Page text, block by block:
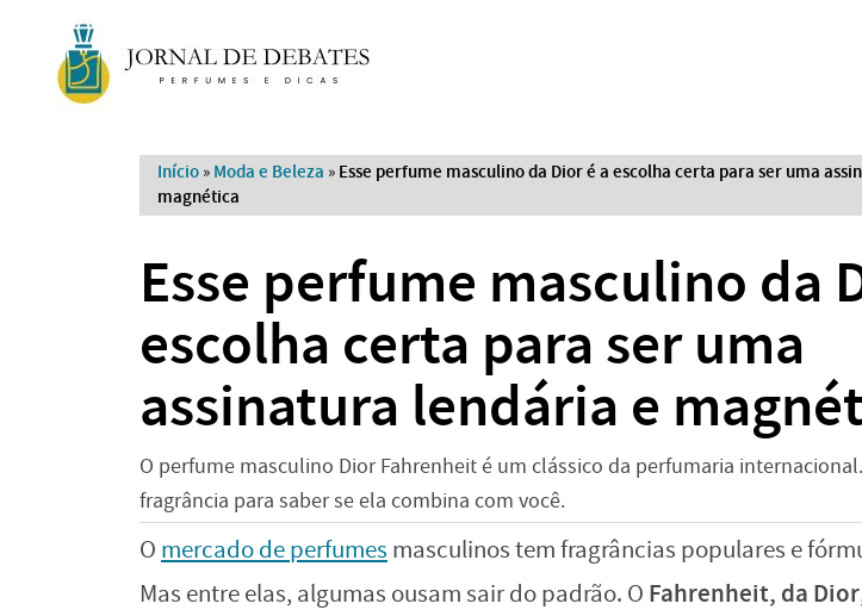
Início » Moda e Beleza » Esse perfume masculino da Dior é a escolha certa para ser uma
magnética
Esse perfume masculino da
escolha certa para ser uma
assinatura lendária e
O perfume masculino Dior Fahrenheit é um clássico da perfumaria
fragrância para saber se ela combina com você.
O mercado de perfumes masculinos tem fragrâncias populares e
Mas entre elas, algumas ousam sair do padrão. O Fahrenheit, da Dior